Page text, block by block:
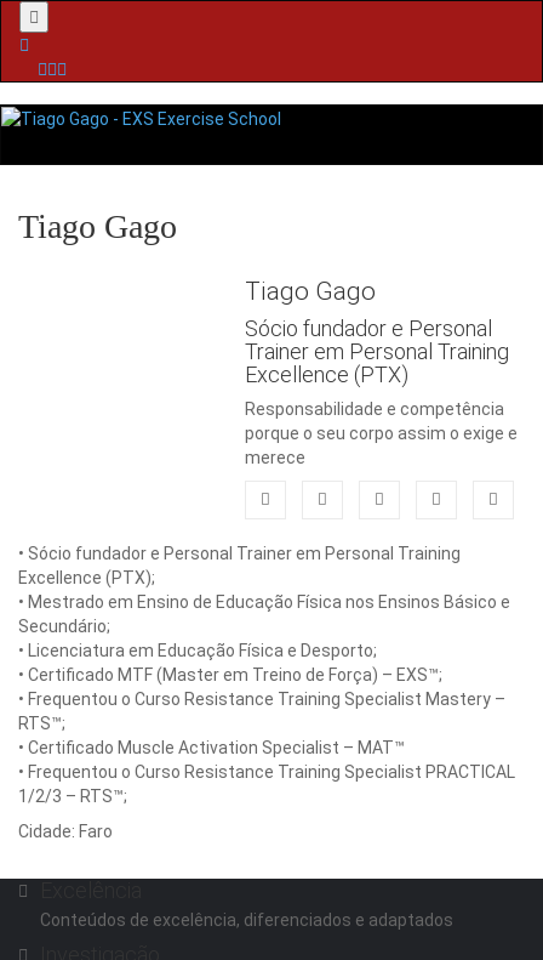
Menu
Tiago Gago
Tiago Gago
Sócio fundador e Personal
Trainer em Personal Training
Excellence (PTX)
Responsabilidade e competência
porque o seu corpo assim o exige e
merece
• Sócio fundador e Personal Trainer em Personal Training
Excellence (PTX);
• Mestrado em Ensino de Educação Física nos Ensinos Básico e
Secundário;
• Licenciatura em Educação Física e Desporto;
• Certificado MTF (Master em Treino de Força) – EXS™;
• Frequentou o Curso Resistance Training Specialist Mastery –
RTS™;
• Certificado Muscle Activation Specialist – MAT™
• Frequentou o Curso Resistance Training Specialist PRACTICAL
1/2/3 – RTS™;
Cidade: Faro
Conteúdos de excelência, diferenciados e adaptados